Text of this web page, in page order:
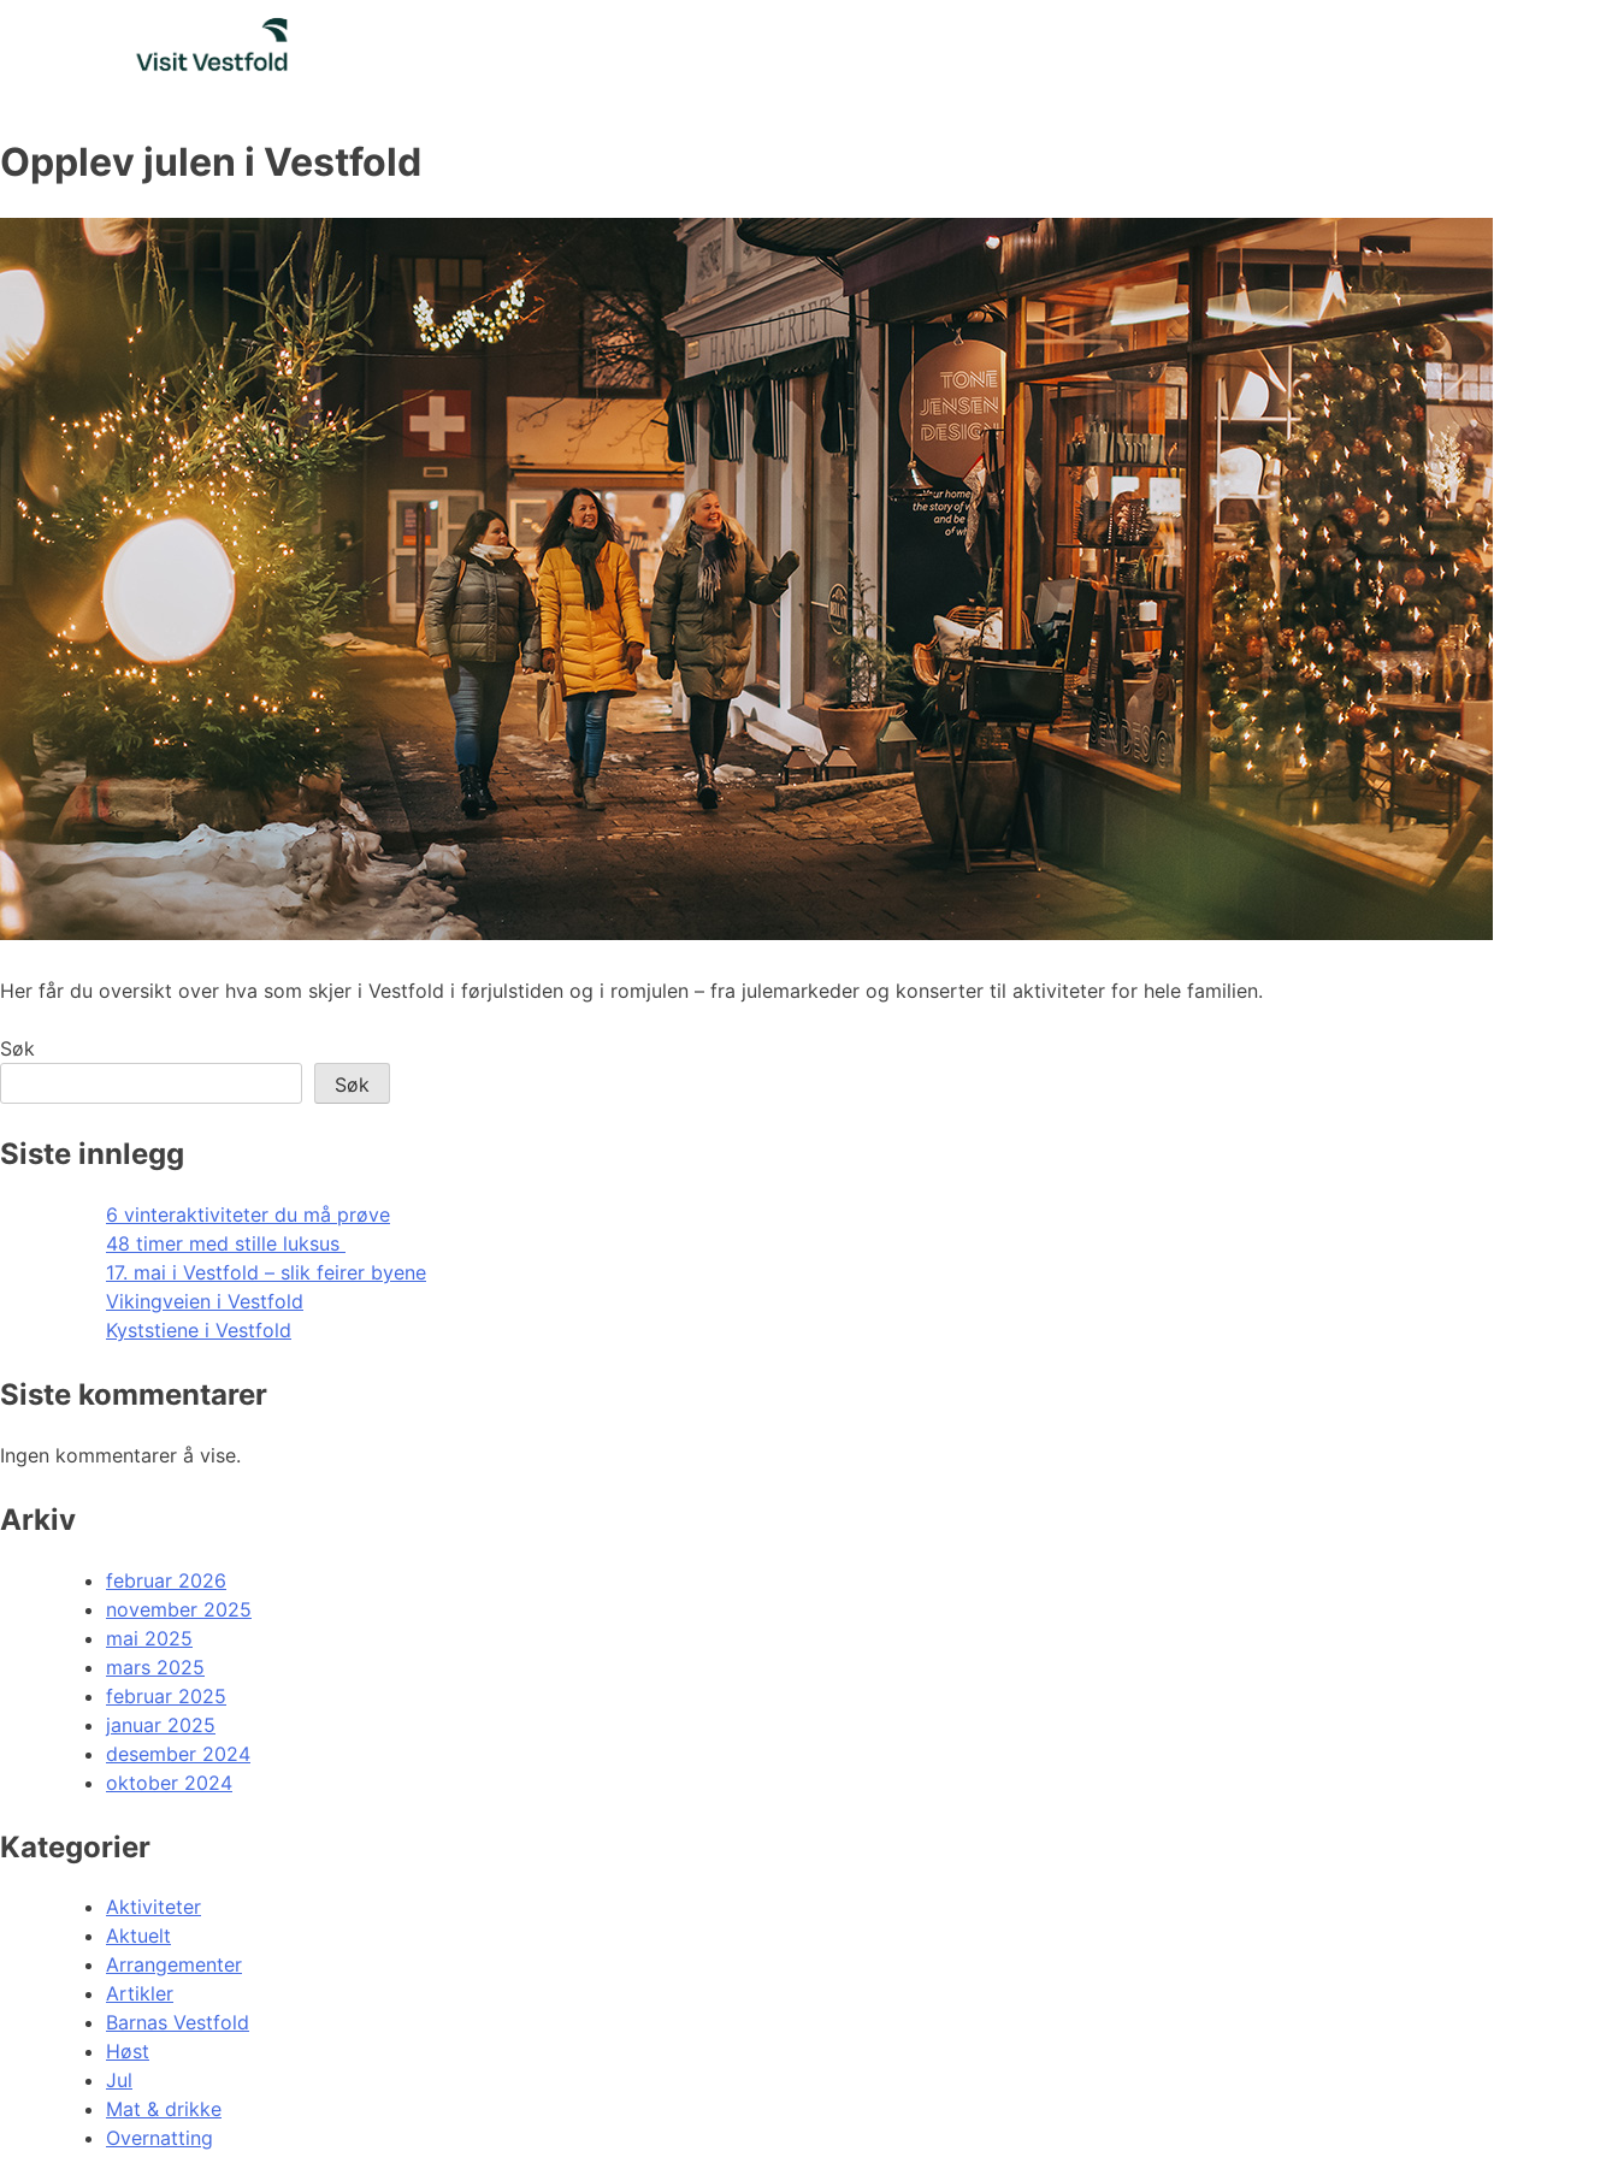
Opplev julen i Vestfold
Her får du oversikt over hva som skjer i Vestfold i førjulstiden og i romjulen – fra julemarkeder og konserter til aktiviteter for hele familien.
Søk
Søk
Siste innlegg
6 vinteraktiviteter du må prøve
48 timer med stille luksus
17. mai i Vestfold – slik feirer byene
Vikingveien i Vestfold
Kyststiene i Vestfold
Siste kommentarer
Ingen kommentarer å vise.
Arkiv
februar 2026
november 2025
mai 2025
mars 2025
februar 2025
januar 2025
desember 2024
oktober 2024
Kategorier
Aktiviteter
Aktuelt
Arrangementer
Artikler
Barnas Vestfold
Høst
Jul
Mat & drikke
Overnatting